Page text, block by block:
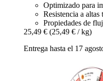
Optimizado para
Resistencia a altas
Propiedades de
25,49 € (25,49 € / kg)
Entrega hasta el 17